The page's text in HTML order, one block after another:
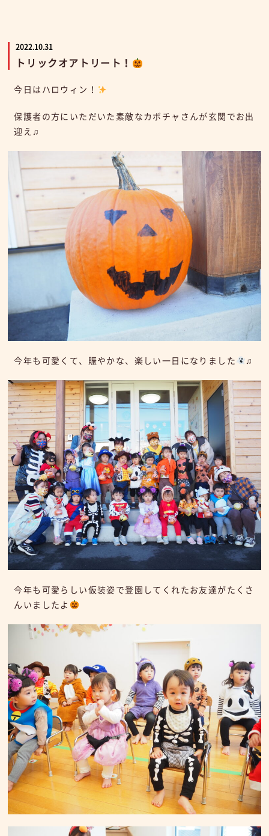
2022.10.31
トリックオアトリート！
今日はハロウィン！
保護者の方にいただいた素敵なカボチャさんが玄関でお出
迎え♫
今年も可愛くて、賑やかな、楽しい一日になりました ♫
今年も可愛らしい仮装姿で登園してくれたお友達がたくさ
んいましたよ